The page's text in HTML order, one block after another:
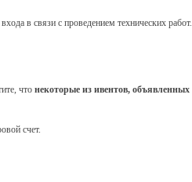
в связи с проведением технических работ.
что некоторые из ивентов, объявленных
счет.